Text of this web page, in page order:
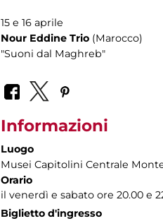
15 e 16 aprile
Nour Eddine Trio (Marocco)
"Suoni dal Maghreb"
Informazioni
Luogo
Musei Capitolini Centrale
Orario
il venerdì e sabato ore 20.00 e
Biglietto d'ingresso